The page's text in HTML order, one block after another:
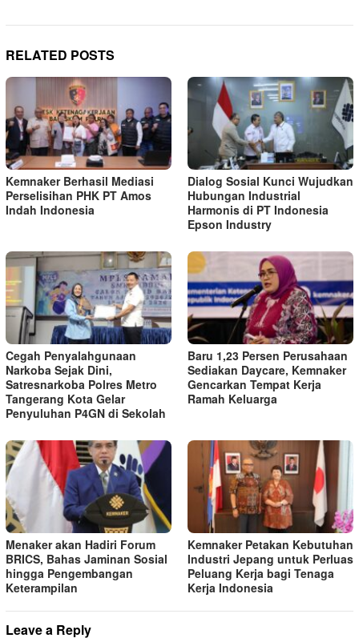
RELATED POSTS
Kemnaker Berhasil Mediasi
Perselisihan PHK PT Amos
Indah Indonesia
Dialog Sosial Kunci Wujudkan
Hubungan Industrial
Harmonis di PT Indonesia
Epson Industry
Cegah Penyalahgunaan
Narkoba Sejak Dini,
Satresnarkoba Polres Metro
Tangerang Kota Gelar
Penyuluhan P4GN di Sekolah
Baru 1,23 Persen Perusahaan
Sediakan Daycare, Kemnaker
Gencarkan Tempat Kerja
Ramah Keluarga
Menaker akan Hadiri Forum
BRICS, Bahas Jaminan Sosial
hingga Pengembangan
Keterampilan
Kemnaker Petakan Kebutuhan
Industri Jepang untuk Perluas
Peluang Kerja bagi Tenaga
Kerja Indonesia
Leave a Reply